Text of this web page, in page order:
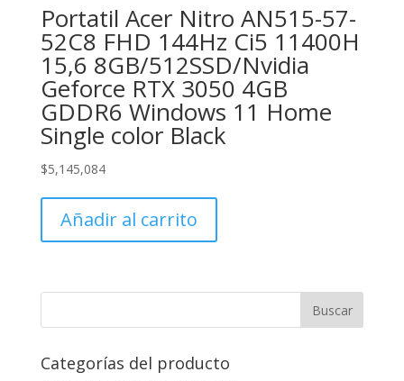
Portatil Acer Nitro AN515-57-
52C8 FHD 144Hz Ci5 11400H
15,6 8GB/512SSD/Nvidia
Geforce RTX 3050 4GB
GDDR6 Windows 11 Home
Single color Black
$5,145,084
Añadir al carrito
Categorías del producto